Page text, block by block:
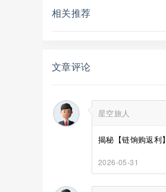
相关推荐
文章评论
星空旅人
揭秘【链饷购返利
2026-05-31